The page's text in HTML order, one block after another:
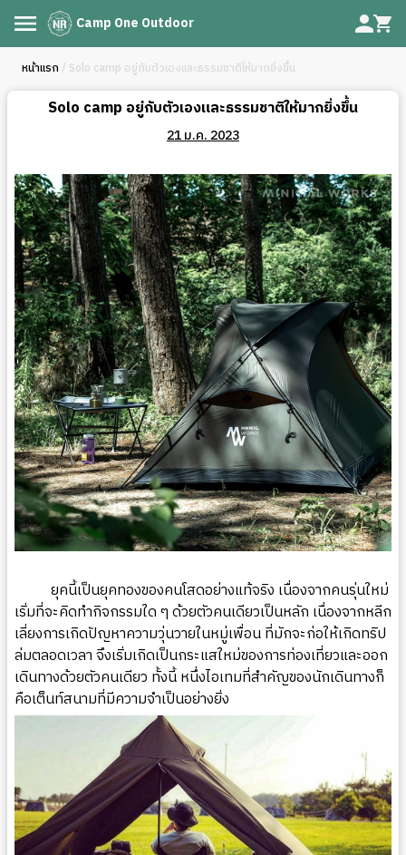
Camp One Outdoor
หน้าแรก / Solo camp อยู่กับตัวเองและธรรมชาติให้มากยิ่งขึ้น
Solo camp อยู่กับตัวเองและธรรมชาติให้มากยิ่งขึ้น
21 ม.ค. 2023
ยุคนี้เป็นยุคทองของคนโสดอย่างแท้จริง เนื่องจากคนรุ่นใหม่
เริ่มที่จะคิดทำกิจกรรมใด ๆ ด้วยตัวคนเดียวเป็นหลัก เนื่องจากหลีก
เลี่ยงการเกิดปัญหาความวุ่นวายในหมู่เพื่อน ที่มักจะก่อให้เกิดทริป
ล่มตลอดเวลา จึงเริ่มเกิดเป็นกระแสใหม่ของการท่องเที่ยวและออก
เดินทางด้วยตัวคนเดียว ทั้งนี้ หนึ่งไอเทมที่สำคัญของนักเดินทางก็
คือเต็นท์สนามที่มีความจำเป็นอย่างยิ่ง